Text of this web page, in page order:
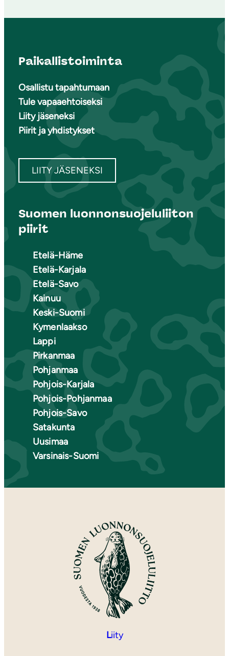
Paikallistoiminta
Osallistu tapahtumaan
Tule vapaaehtoiseksi
Liity jäseneksi
Piirit ja yhdistykset
LIITY JÄSENEKSI
Suomen luonnonsuojeluliiton
piirit
Etelä-Häme
Etelä-Karjala
Etelä-Savo
Kainuu
Keski-Suomi
Kymenlaakso
Lappi
Pirkanmaa
Pohjanmaa
Pohjois-Karjala
Pohjois-Pohjanmaa
Pohjois-Savo
Satakunta
Uusimaa
Varsinais-Suomi
Liity